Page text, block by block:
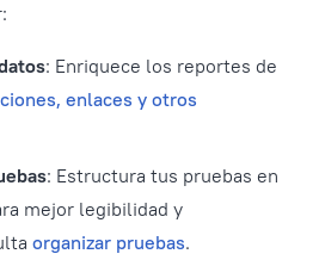
: Enriquece los reportes de
enlaces y otros
: Estructura tus pruebas en
mejor legibilidad y
organizar pruebas.